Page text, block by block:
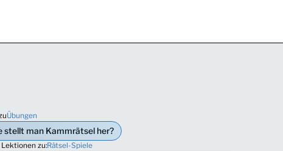
Übungen
stellt man Kammrätsel her?
zu:Rätsel-Spiele